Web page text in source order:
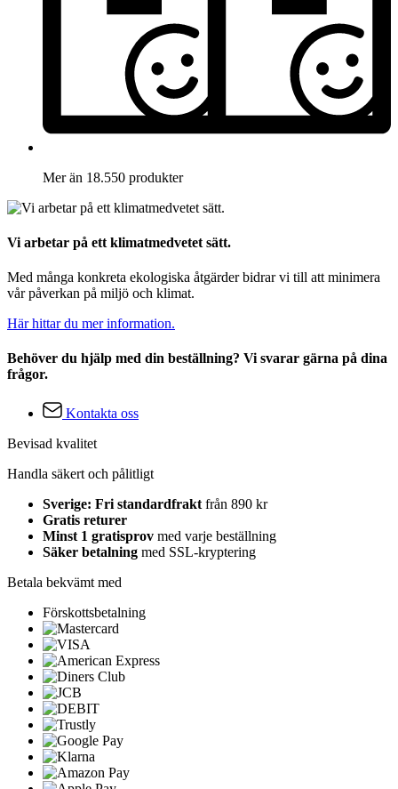
Mer än 18.550 produkter
Vi arbetar på ett klimatmedvetet sätt.
Med många konkreta ekologiska åtgärder bidrar vi till att minimera
vår påverkan på miljö och klimat.
Här hittar du mer information.
Behöver du hjälp med din beställning? Vi svarar gärna på dina
frågor.
Kontakta oss
Bevisad kvalitet
Handla säkert och pålitligt
Sverige: Fri standardfrakt från 890 kr
Gratis returer
Minst 1 gratisprov med varje beställning
Säker betalning med SSL-kryptering
Betala bekvämt med
Förskottsbetalning